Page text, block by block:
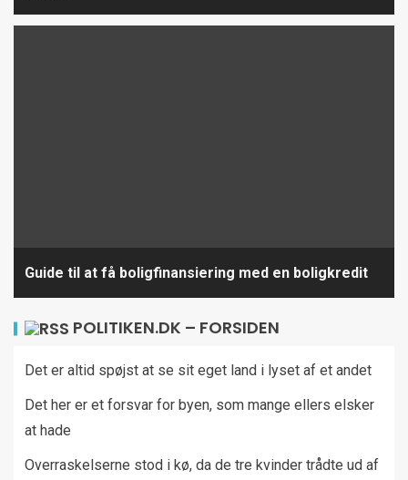
Guide til at få boligfinansiering med en boligkredit
POLITIKEN.DK – FORSIDEN
Det er altid spøjst at se sit eget land i lyset af et andet
Det her er et forsvar for byen, som mange ellers elsker
at hade
Overraskelserne stod i kø, da de tre kvinder trådte ud af